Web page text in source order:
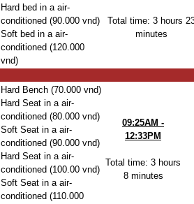
Hard bed in a air-
conditioned (90.000 vnd)
Soft bed in a air-
conditioned (120.000
vnd)
Total time: 3 hours
minutes
Hard Bench (70.000 vnd)
Hard Seat in a air-
conditioned (80.000 vnd)
Soft Seat in a air-
conditioned (90.000 vnd)
Hard Seat in a air-
conditioned (100.00 vnd)
Soft Seat in a air-
conditioned (110.000
09:25AM -
12:33PM
Total time: 3 hours
8 minutes